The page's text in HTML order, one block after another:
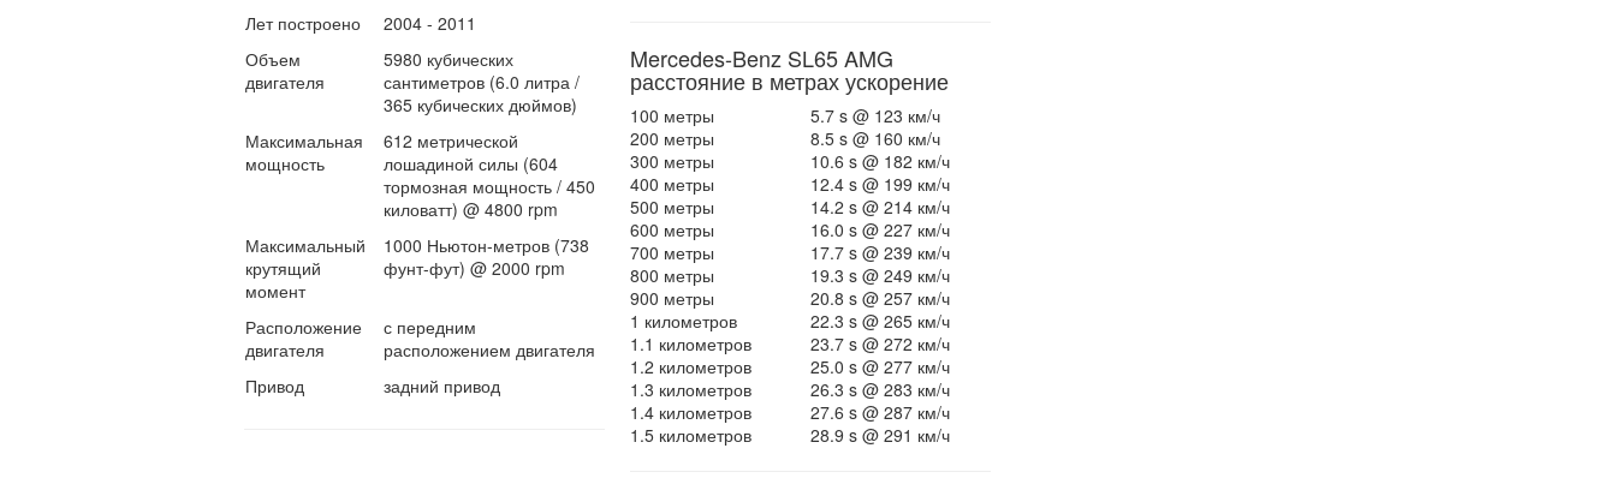
Лет построено
2004 - 2011
Объем
двигателя
5980 кубических
сантиметров (6.0 литра /
365 кубических дюймов)
Максимальная
мощность
612 метрической
лошадиной силы (604
тормозная мощность / 450
киловатт) @ 4800 rpm
Максимальный
крутящий
момент
1000 Ньютон-метров (738
фунт-фут) @ 2000 rpm
Расположение
двигателя
с передним
расположением двигателя
Привод
задний привод
Mercedes-Benz SL65 AMG
расстояние в метрах ускорение
100 метры
5.7 s @ 123 км/ч
200 метры
8.5 s @ 160 км/ч
300 метры
10.6 s @ 182 км/ч
400 метры
12.4 s @ 199 км/ч
500 метры
14.2 s @ 214 км/ч
600 метры
16.0 s @ 227 км/ч
700 метры
17.7 s @ 239 км/ч
800 метры
19.3 s @ 249 км/ч
900 метры
20.8 s @ 257 км/ч
1 километров
22.3 s @ 265 км/ч
1.1 километров
23.7 s @ 272 км/ч
1.2 километров
25.0 s @ 277 км/ч
1.3 километров
26.3 s @ 283 км/ч
1.4 километров
27.6 s @ 287 км/ч
1.5 километров
28.9 s @ 291 км/ч